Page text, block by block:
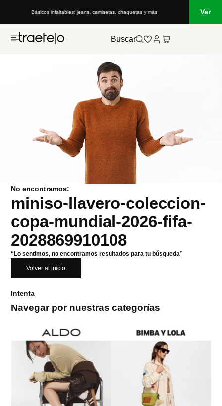
Básicos infaltables: jeans, camisetas, chaquetas y más Ver
Buscar
No encontramos:
miniso-llavero-coleccion-
copa-mundial-2026-fifa-
2028869910108
“Lo sentimos, no encontramos resultados para tu búsqueda”
Volver al inicio
Intenta
Navegar por nuestras categorías